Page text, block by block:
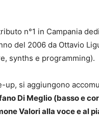
n°1 in Campania
del 2006 da Ottavio
synths e programming).
up, si aggiungono
Di Meglio (basso e
Valori alla voce e al